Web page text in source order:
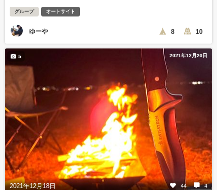
グループ オートサイト
ゆーや 8 10
2021年12月20日
2021年12月18日 44 4
5